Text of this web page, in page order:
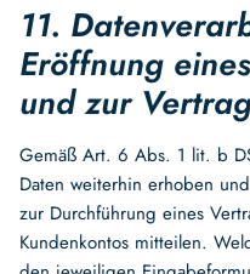
11.
Eröffnung
und zur
Gemäß Art. 6 Abs. 1 lit. b
Daten weiterhin erhoben
zur Durchführung eines
Kundenkontos mitteilen.